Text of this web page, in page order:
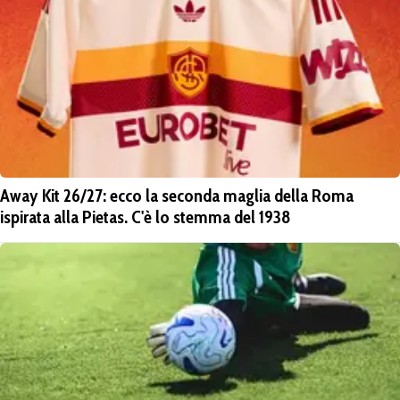
Away Kit 26/27: ecco la seconda maglia della Roma
ispirata alla Pietas. C'è lo stemma del 1938